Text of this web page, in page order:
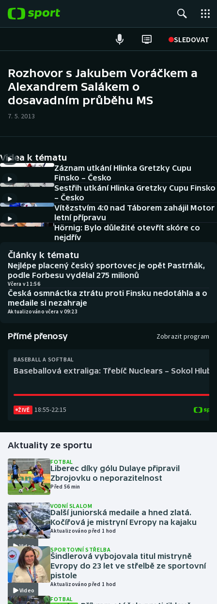
SLEDOVAT
Hokej
Cyklistika
DALŠÍ SPORTY
Americký fotbal
Baseball a softbal
Biatlon
Boby a skeleton
Curling
Dostihy
Futsal
Golf
Gymnastika
Házená
Jezdectví
Judo
Krasobruslení
Lezení
Lyže a snowboard
NEPŘEHLÉDNĚTE
Soutěže
Aplikace ČT sport
AZ kvíz
Rozhovor s Jakubem Voráčkem a
Alexandrem Salákem o
dosavadním průběhu MS
7. 5. 2013
Videa k tématu
Záznam utkání Hlinka Gretzky Cupu
Finsko – Česko
Sestřih utkání Hlinka Gretzky Cupu Finsko
– Česko
Vítězstvím 4:0 nad Táborem zahájil Motor
letní přípravu
Hörnig: Bylo důležité otevřít skóre co
nejdřív
Články k tématu
Nejlépe placený český sportovec je opět Pastrňák,
podle Forbesu vydělal 275 milionů
Včera v 11:56
Česká osmnáctka ztrátu proti Finsku nedotáhla a o
medaile si nezahraje
Aktualizováno včera v 09:23
Přímé přenosy Zobrazit program
BASEBALL A SOFTBAL
Baseballová extraliga: Třebíč Nuclears – Sokol
ŽIVĚ 18:55-22:15
Aktuality ze sportu
FOTBAL
Liberec díky gólu Dulaye připravil
Zbrojovku o neporazitelnost
Před 56 min
Video
VODNÍ SLALOM
Další juniorská medaile a hned zlatá.
Kočířová je mistryní Evropy na kajaku
Aktualizováno před 1 hod
Video
SPORTOVNÍ STŘELBA
Šindlerová vybojovala titul mistryně
Evropy do 23 let ve střelbě ze sportovní
pistole
Aktualizováno před 1 hod
FOTBAL